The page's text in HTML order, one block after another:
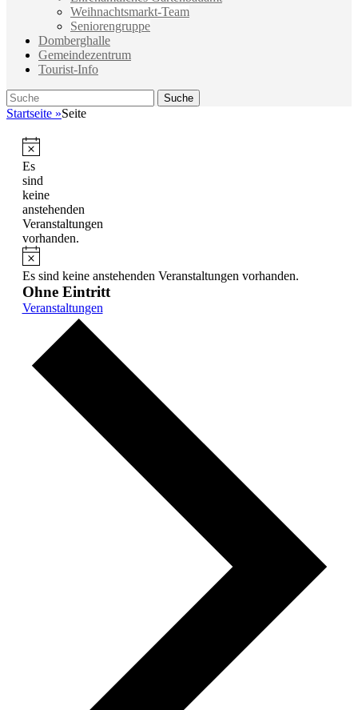
Weihnachtsmarkt-Team
Seniorengruppe
Domberghalle
Gemeindezentrum
Tourist-Info
Suche
Suche
nach:
Startseite »Seite
Hinweis
Es
sind
keine
anstehenden
Veranstaltungen
vorhanden.
Hinweis
Es sind keine anstehenden Veranstaltungen vorhanden.
Ohne Eintritt
Veranstaltungen